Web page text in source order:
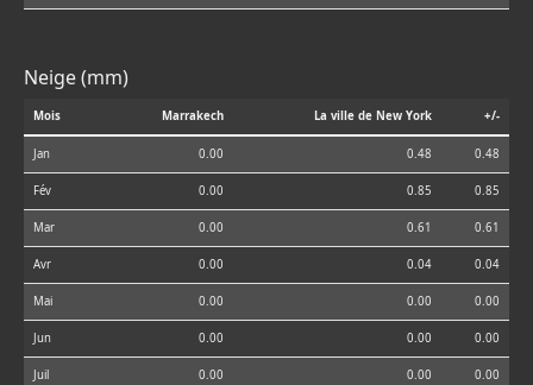
Neige (mm)
Mois Marrakech La ville de New York +/-
Jan 0.00 0.48 0.48
Fév 0.00 0.85 0.85
Mar 0.00 0.61 0.61
Avr 0.00 0.04 0.04
Mai 0.00 0.00 0.00
Jun 0.00 0.00 0.00
Juil 0.00 0.00 0.00